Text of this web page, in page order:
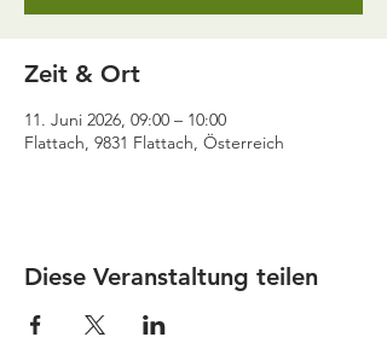
Zeit & Ort
11. Juni 2026, 09:00 – 10:00
Flattach, 9831 Flattach, Österreich
Diese Veranstaltung teilen